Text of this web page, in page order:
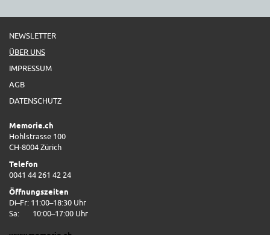
NEWSLETTER
ÜBER UNS
IMPRESSUM
AGB
DATENSCHUTZ
Memorie.ch
Hohlstrasse 100
CH-8004 Zürich
Telefon
0041 44 261 42 24
Öffnungszeiten
Di–Fr: 11:00–18:30 Uhr
Sa:
10:00–17:00 Uhr